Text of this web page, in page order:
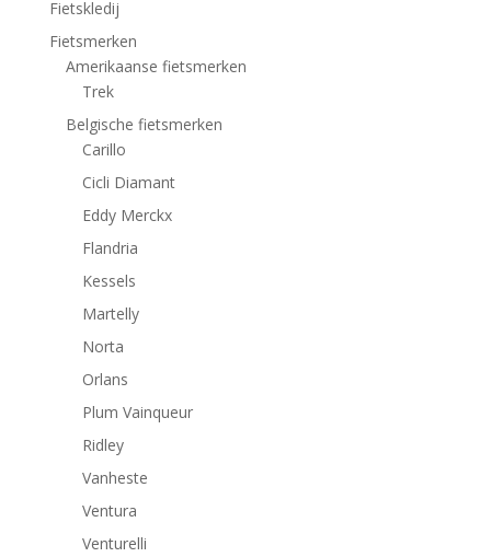
Fietskledij
Fietsmerken
Amerikaanse fietsmerken
Trek
Belgische fietsmerken
Carillo
Cicli Diamant
Eddy Merckx
Flandria
Kessels
Martelly
Norta
Orlans
Plum Vainqueur
Ridley
Vanheste
Ventura
Venturelli